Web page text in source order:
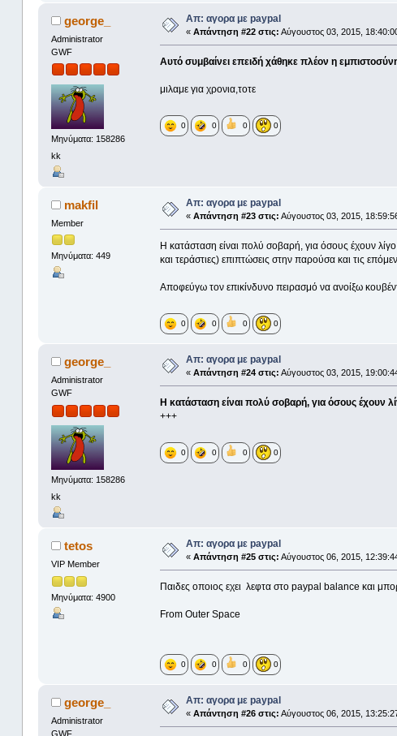
george_
Administrator
GWF
Μηνύματα: 158286
kk
Απ: αγορα με paypal
« Απάντηση #22 στις: Αύγουστος 03, 2015,
Αυτό συμβαίνει επειδή χάθηκε πλέον η
μιλαμε για χρονια,τοτε
0 0 0 0
makfil
Member
Μηνύματα: 449
Απ: αγορα με paypal
« Απάντηση #23 στις: Αύγουστος 03, 2015,
Η κατάσταση είναι πολύ σοβαρή, για όσους έχουν
και τεράστιες) επιπτώσεις στην παρούσα και τις
Αποφεύγω τον επικίνδυνο πειρασμό να ανοίξω
0 0 0 0
george_
Administrator
GWF
Μηνύματα: 158286
kk
Απ: αγορα με paypal
« Απάντηση #24 στις: Αύγουστος 03, 2015,
Η κατάσταση είναι πολύ σοβαρή, για όσους έχουν
+++
0 0 0 0
tetos
VIP Member
Μηνύματα: 4900
Απ: αγορα με paypal
« Απάντηση #25 στις: Αύγουστος 06, 2015,
Παιδες οποιος εχει λεφτα στο paypal balance και
From Outer Space
0 0 0 0
george_
Administrator
GWF
Απ: αγορα με paypal
« Απάντηση #26 στις: Αύγουστος 06, 2015,